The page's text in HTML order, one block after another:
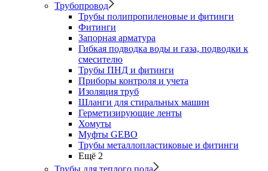
Трубопровод
Трубы полипропиленовые и фитинги
Фитинги
Запорная арматура
Гибкая подводка воды и газа, подводки к
смесителю
Трубы ПНД и фитинги
Приборы контроля и учета
Изоляция труб
Шланги для стиральных машин
Герметизирующие ленты
Хомуты
Муфты GEBO
Трубы металлопластиковые и фитинги
Ещё 2
Трубы для теплого пола